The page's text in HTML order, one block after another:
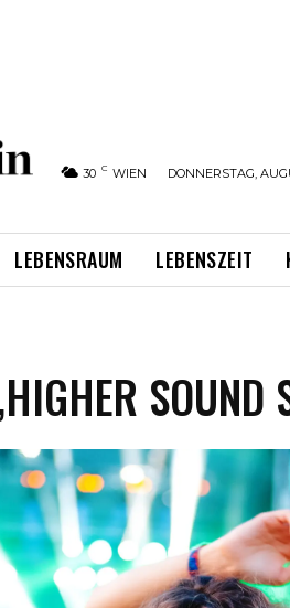
30 C WIEN DONNERSTAG,
LEBENSRAUM LEBENSZEIT